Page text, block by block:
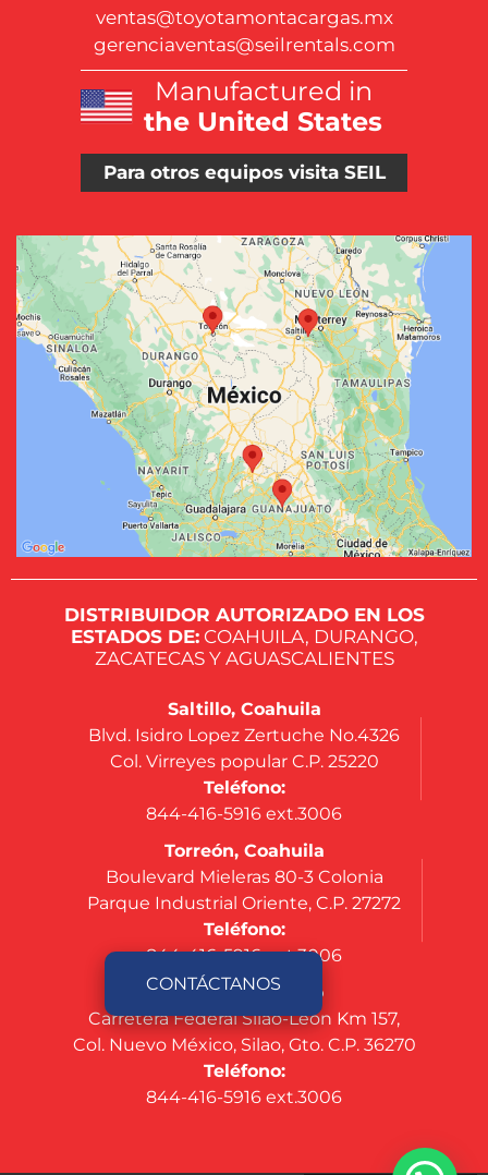
ventas@toyotamontacargas.mx
gerenciaventas@seilrentals.com
Manufactured in
the United States
Para otros equipos visita SEIL
DISTRIBUIDOR AUTORIZADO EN LOS
ESTADOS DE:COAHUILA, DURANGO,
ZACATECAS Y AGUASCALIENTES
Saltillo, Coahuila
Blvd. Isidro Lopez Zertuche No.4326
Col. Virreyes popular C.P. 25220
Teléfono:
844-416-5916 ext.3006
Torreón, Coahuila
Boulevard Mieleras 80-3 Colonia
Parque Industrial Oriente, C.P. 27272
Teléfono:
844-416-5916 ext.3006
Silao, Guanajuato
Carretera Federal Silao-León Km 157,
Col. Nuevo México, Silao, Gto. C.P. 36270
Teléfono:
844-416-5916 ext.3006
CONTÁCTANOS